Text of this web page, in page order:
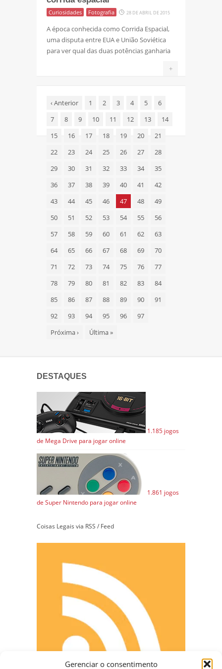
Gerenciar o consentimento
Curiosidades Fotografia 28 DE ABRIL DE 2015
A época conhecida como Corrida Espacial,
uma disputa entre EUA e União Soviética
para ver qual das duas potências ganharia
+
‹Anterior 1 2 3 4 5
6
7
8 9 10 11 12 13
14
15
16 17 18 19 20
21
22
23 24 25 26 27
28
29
30 31 32 33 34
35
36
37 38 39 40 41
42
43
44 45 46 47 48
49
50
51 52 53 54 55
56
57
58 59 60 61 62
63
64
65 66 67 68 69
70
71
72 73 74 75 76
77
78
79 80 81 82 83
84
85
86 87 88 89 90
91
92
93 94 95 96
97
Próxima› Última»
DESTAQUES
1.185 jogos
de Mega Drive para jogar online
1.861 jogos
de Super Nintendo para jogar online
Coisas Legais via RSS / Feed